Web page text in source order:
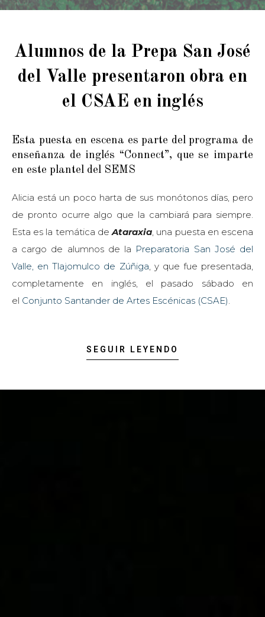
Alumnos de la Prepa San José
del Valle presentaron obra en
el CSAE en inglés
Esta puesta en escena es parte del programa de
enseñanza de inglés “Connect”, que se imparte
en este plantel del SEMS
Alicia está un poco harta de sus monótonos días, pero
de pronto ocurre algo que la cambiará para siempre.
Esta es la temática deAtaraxia, una puesta en escena
a cargo de alumnos de la Preparatoria San José del
Valle, en Tlajomulco de Zúñiga, y que fue presentada,
completamente en inglés, el pasado sábado en
el Conjunto Santander de Artes Escénicas (CSAE).
SEGUIR LEYENDO